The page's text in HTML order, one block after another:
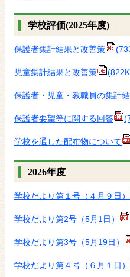
学校評価(2025年度)
保護者集計結果と改善策
児童集計結果と改善策
保護者・児童・教職員の集計
保護者要望等に関する回答
学校を通した配布物について
2026年度
学校だより第１号（４月９日）
学校だより第2号（5月1日）
学校だより第3号（5月19日）
学校だより第４号（６月１日）